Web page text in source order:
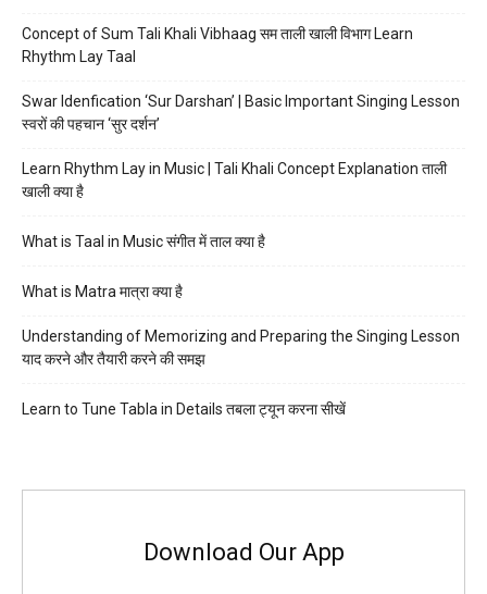
Concept of Sum Tali Khali Vibhaag सम ताली खाली विभाग Learn
Rhythm Lay Taal
Swar Idenfication ‘Sur Darshan’ | Basic Important Singing Lesson
स्वरों की पहचान ‘सुर दर्शन’
Learn Rhythm Lay in Music | Tali Khali Concept Explanation ताली
खाली क्या है
What is Taal in Music संगीत में ताल क्या है
What is Matra मात्रा क्या है
Understanding of Memorizing and Preparing the Singing Lesson
याद करने और तैयारी करने की समझ
Learn to Tune Tabla in Details तबला ट्यून करना सीखें
Download Our App